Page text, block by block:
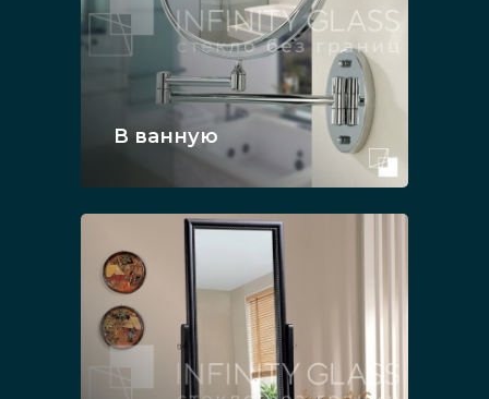
В ванную